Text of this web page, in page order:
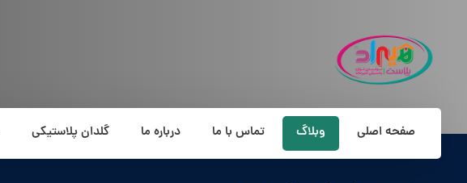
صفحه اصلی وبلاگ تماس با ما درباره ما گلدان پلاستیکی